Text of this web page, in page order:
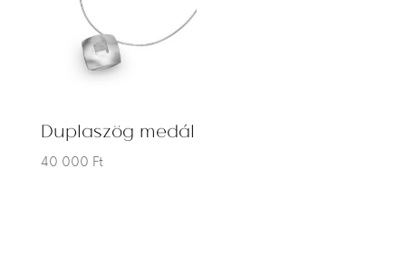
Duplaszög medál
40 000 Ft